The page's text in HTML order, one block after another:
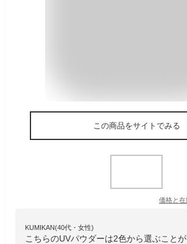
この商品をサイトでみる
価格と在
KUMIKAN(40代・女性)
こちらのUVパウダーは2色から選ぶこと